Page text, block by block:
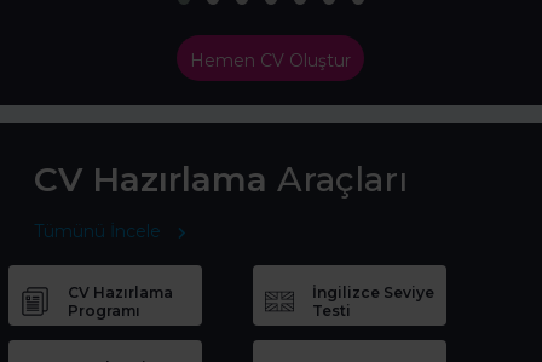
Hemen CV Oluştur
CV Hazırlama Araçları
Tümünü İncele
CV Hazırlama
Programı
İngilizce Seviye
Testi